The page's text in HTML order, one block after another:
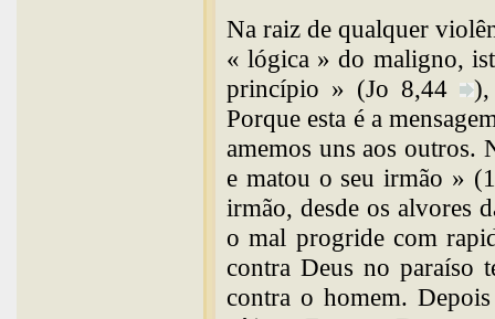
Na raiz de qualquer
« lógica » do maligno,
princípio » (Jo 8,44
),
Porque esta é a
amemos uns aos outros.
e matou o seu irmão »
irmão, desde os alvores
o mal progride com
contra Deus no paraíso
contra o homem.